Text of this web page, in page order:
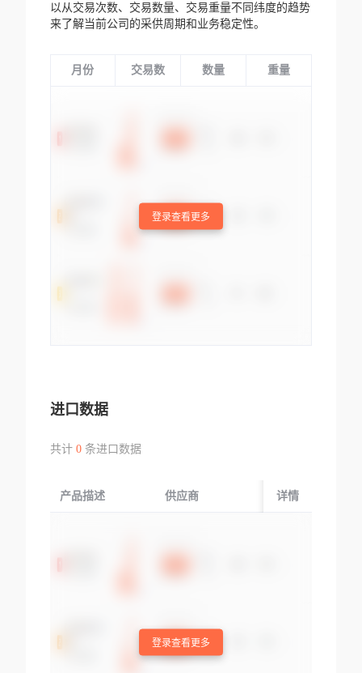
以从交易次数、交易数量、交易重量不同纬度的趋势
来了解当前公司的采供周期和业务稳定性。
月份 交易数 数量 重量
登录查看更多
进口数据
共计 0条进口数据
产品描述 供应商 起运国/地区
详情
登录查看更多